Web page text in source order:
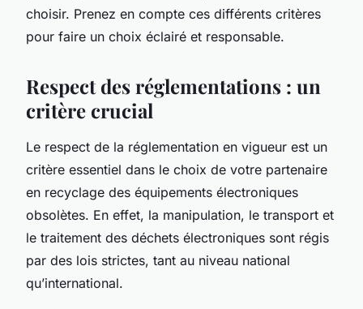
choisir. Prenez en compte ces différents critères
pour faire un choix éclairé et responsable.
Respect des réglementations : un
critère crucial
Le respect de la réglementation en vigueur est un
critère essentiel dans le choix de votre partenaire
en recyclage des équipements électroniques
obsolètes. En effet, la manipulation, le transport et
le traitement des déchets électroniques sont régis
par des lois strictes, tant au niveau national
qu’international.